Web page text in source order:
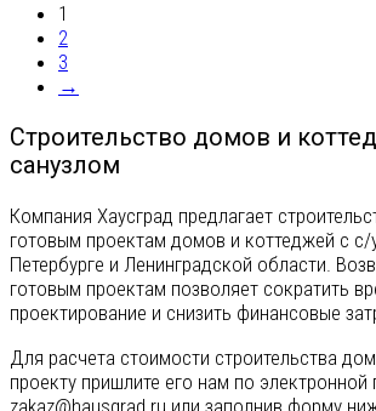
1
2
3
→
Строительство домов и
санузлом
Компания Хаусград предлагает
готовым проектам домов и коттеджей с с/
Петербурге и Ленинградской области.
готовым проектам позволяет сократить
проектирование и снизить финансовые
Для расчета стоимости строительства
проекту пришлите его нам по электронной
zakaz@hausgrad.ru или заполнив форму